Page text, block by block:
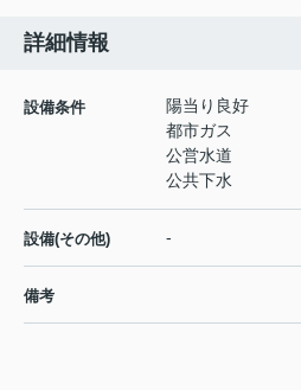
詳細情報
設備条件
陽当り良好
都市ガス
公営水道
公共下水
設備(その他) -
備考